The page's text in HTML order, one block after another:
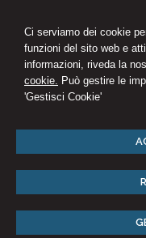
Ci serviamo dei cookie
funzioni del sito web e
informazioni, riveda la
cookie. Può gestire le
'Gestisci Cookie'